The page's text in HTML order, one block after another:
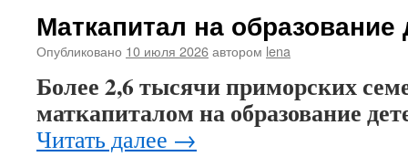
Маткапитал на образование
Опубликовано 10 июля 2026автором lena
Более 2,6 тысячи приморских
маткапиталом на образование
Читать далее →